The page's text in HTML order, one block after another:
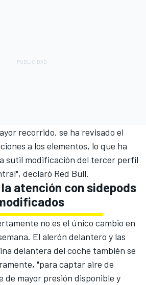
recorrido, se ha revisado el
a los elementos, lo que ha
sutil modificación del tercer perfil
declaró Red Bull.
la atención con sidepods
no es el único cambio en
El alerón delantero y las
delantera del coche también se
"para captar aire de
de mayor presión disponible y